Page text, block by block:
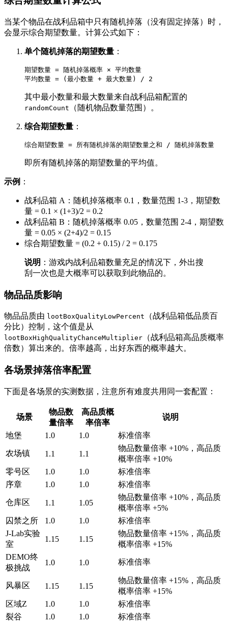
当某个物品在战利品箱中只有随机掉落（没有固定掉落）时，
会显示综合期望数量。计算公式如下：
单个随机掉落的期望数量 ：
期望数量 = 随机掉落概率 × 平均数量
其中最小数量和最大数量来自战利品箱配置的
randomCount （随机物品数量范围）。
综合期望数量 ：
即所有随机掉落的期望数量的平均值。
示例 ：
战利品箱 A：随机掉落概率 0.1，数量范围 1-3，期望数
量 = 0.1 × (1+3)/2 = 0.2
战利品箱 B：随机掉落概率 0.05，数量范围 2-4，期望数
量 = 0.05 × (2+4)/2 = 0.15
综合期望数量 = (0.2 + 0.15) / 2 = 0.175
说明 ：游戏内战利品箱数量充足的情况下，外出搜
刮一次也是大概率可以获取到此物品的。
物品品质影响
物品品质由 lootBoxQualityLowPercent
（战利品箱低品质百
分比）控制，这个值是从
lootBoxHighQualityChanceMultiplier （战利品箱高品质概率
倍数）算出来的。倍率越高，出好东西的概率越大。
各场景掉落倍率配置
下面是各场景的实测数据，注意所有难度共用同一套配置：
场景
物品数
量倍率
高品质概
率倍率
说明
地堡 1.0 1.0 标准倍率
农场镇 1.1 1.1
物品数量倍率 +10%，高品质
概率倍率 +10%
零号区
1.0 1.0
标准倍率
序章
1.0 1.0 标准倍率
仓库区 1.1 1.05
物品数量倍率 +10%，高品质
概率倍率 +5%
囚禁之所
1.0 1.0
标准倍率
J-Lab实验
室
1.15 1.15
物品数量倍率 +15%，高品质
概率倍率 +15%
DEMO终
极挑战
1.0 1.0 标准倍率
风暴区 1.15 1.15
物品数量倍率 +15%，高品质
概率倍率 +15%
区域Z
1.0 1.0
标准倍率
裂谷
1.0 1.0
标准倍率